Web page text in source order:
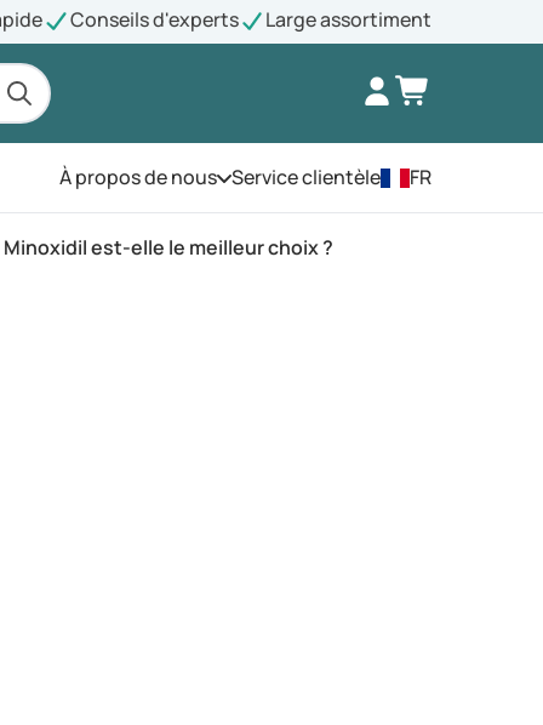
Conseils d'experts Large assortiment
À propos de nousOuvrez le menu
Service clientèle FR
est-elle le meilleur choix ?